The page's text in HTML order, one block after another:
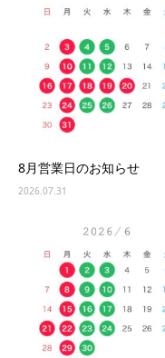
8月営業日のお知らせ
2026.07.31